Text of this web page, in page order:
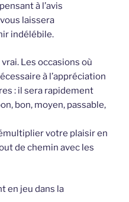
à l’avis
laissera
indélébile.
Les occasions où
à l’appréciation
: il sera rapidement
bon, moyen, passable,
votre plaisir en
de chemin avec les
en jeu dans la